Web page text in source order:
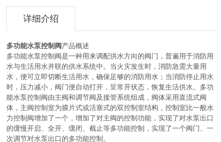
详细介绍
多功能水泵控制阀产品概述
多功能水泵控制阀是一种用来调配供水方向的阀门，普遍用于消防用
水与生活用水并联的供水系统中。当火灾发生时，消防急需大量用
水，便可立即切断生活用水，确保足够的消防用水；当消防停止用水
时，压力减小，阀门便自动打开，呈常开状态，恢复生活供水。多功
能水泵控制阀由主阀和调节阀及接管系统组成，阀体采用直流式阀
体，主阀控制室为膜片式或活塞式的双控制室结构，控制室比一般水
力控制阀增加了一个，增加了对主阀的控制功能，实现了对水泵出口
的缓慢开启、全开、缓闭、截止等多功能控制，实现了一个阀门、一
次调节对水泵出口的多功能控制。